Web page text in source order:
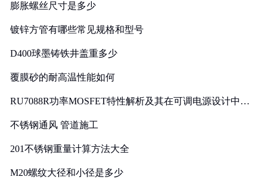
膨胀螺丝尺寸是多少
镀锌方管有哪些常见规格和型号
D400球墨铸铁井盖重多少
覆膜砂的耐高温性能如何
RU7088R功率MOSFET特性解析及其在可调电源设计中的
不锈钢通风 管道施工
201不锈钢重量计算方法大全
M20螺纹大径和小径是多少